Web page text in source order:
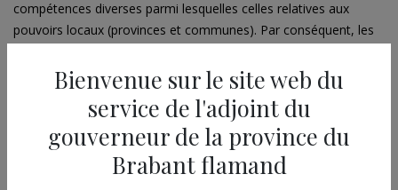
compétences diverses parmi lesquelles celles relatives aux
pouvoirs locaux (provinces et communes). Par conséquent, les
dorénavant nommés par les gouvernements des régions. Leur
désignation reste cependant soumise à l’avis unanime du
gouvernement fédéral. L'adjoint du gouverneur est ainsi devenu
également un commissaire du gouvernement flamand.
Bienvenue sur le site web du
service de l'adjoint du
gouverneur de la province du
Brabant flamand